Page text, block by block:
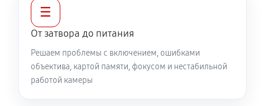
☰
От затвора до питания
Решаем проблемы с включением, ошибками
объектива, картой памяти, фокусом и нестабильной
работой камеры